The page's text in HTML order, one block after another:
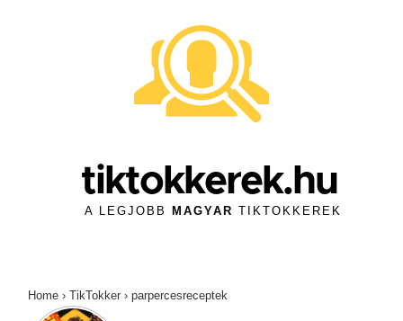
tiktokkerek.hu
A LEGJOBB MAGYAR TIKTOKKEREK
Home › TikTokker › parpercesreceptek